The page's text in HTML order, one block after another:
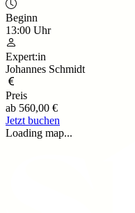
Beginn
13:00 Uhr
Expert:in
Johannes Schmidt
Preis
ab 560,00 €
Jetzt buchen
Loading map...